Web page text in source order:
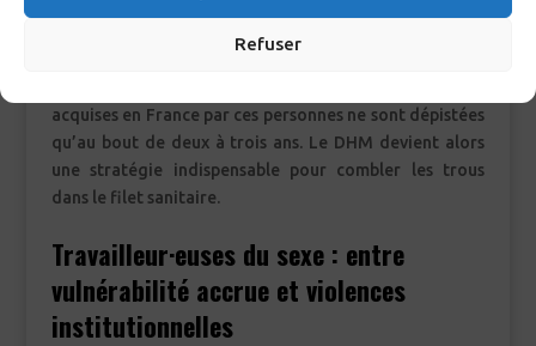
Refuser
acquises en France par ces personnes ne sont dépistées
qu’au bout de deux à trois ans. Le DHM devient alors
une stratégie indispensable pour combler les trous
dans le filet sanitaire.
Travailleur·euses du sexe : entre
vulnérabilité accrue et violences
institutionnelles